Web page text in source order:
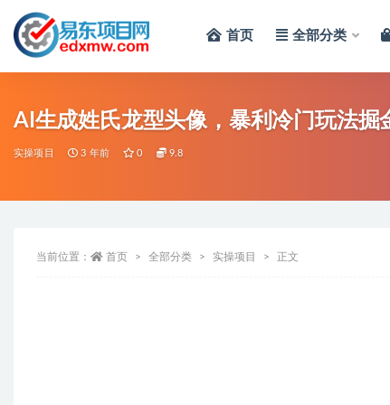
首页 全部分类
AI生成姓氏龙型头像，暴利冷门玩法
实操项目 3 年前 0 9.8
当前位置： 首页 全部分类 实操项目 正文